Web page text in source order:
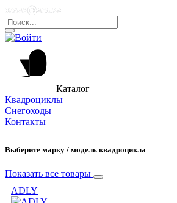
Каталог
Квадроциклы
Снегоходы
Контакты
Выберите марку / модель квадроцикла
Показать все товары
ADLY